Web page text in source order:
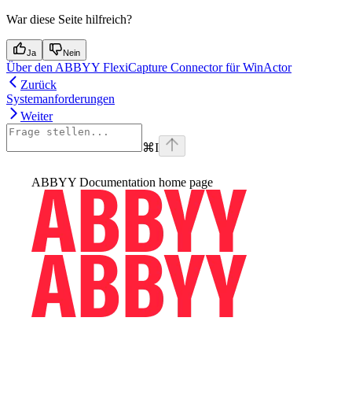
War diese Seite hilfreich?
Ja Nein
Über den ABBYY FlexiCapture Connector für WinActor
Zurück
Systemanforderungen
Weiter
⌘I
ABBYY Documentation home page